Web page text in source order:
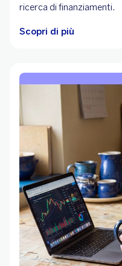
ricerca di finanziamenti.
Scopri di più